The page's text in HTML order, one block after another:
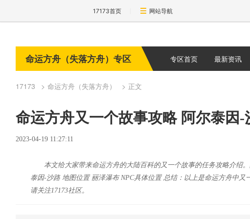
17173首页 网站导航
命运方舟（失落方舟）专区 专区首页 最新资讯
17173 命运方舟（失落方舟） 正文
命运方舟又一个故事攻略 阿尔泰因-
2023-04-19 11:27:11
本文给大家带来命运方舟的大陆百科的又一个故事的任务攻略介绍
泰因-沙路 地图位置 丽泽瀑布 NPC具体位置 总结：以上是命运方舟中
请关注17173社区。